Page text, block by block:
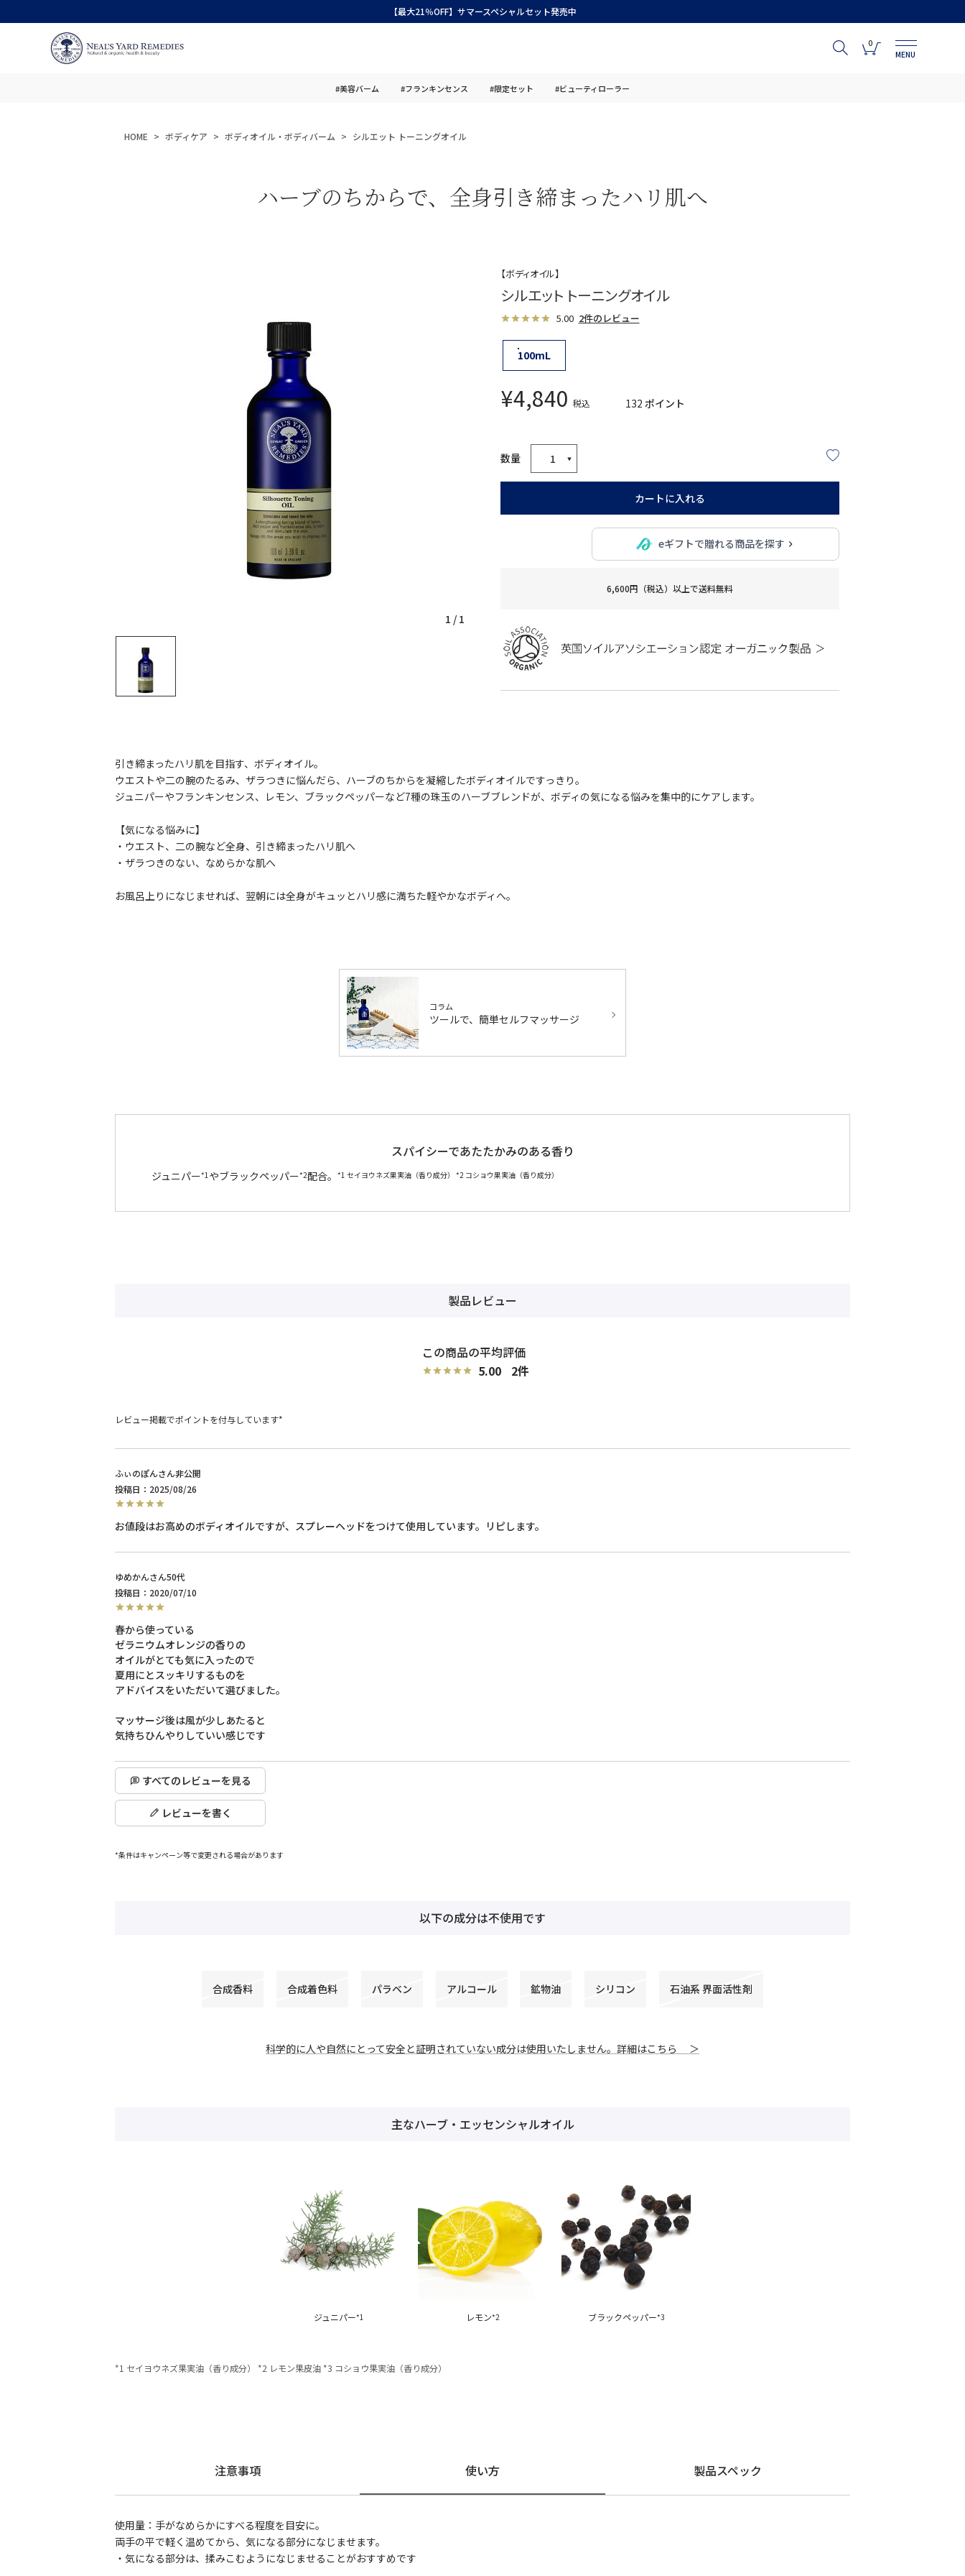
【最大21％OFF】サマースペシャルセット発売中
0
MENU
#美容バーム #フランキンセンス #限定セット #ビューティローラー
HOME ボディケア ボディオイル・ボディバーム シルエット トーニングオイル
ハーブのちからで、全身引き締まったハリ肌へ
1 / 1
【ボディオイル】
シルエット トーニングオイル
5.00 2件のレビュー
100mL
¥4,840 税込 132 ポイント
カートに入れる
eギフトで贈れる商品を探す
6,600円（税込）以上で送料無料
引き締まったハリ肌を目指す、ボディオイル。
ウエストや二の腕のたるみ、ザラつきに悩んだら、ハーブのちからを凝縮したボディオイルですっきり。
ジュニパーやフランキンセンス、レモン、ブラックペッパーなど7種の珠玉のハーブブレンドが、ボディの気になる悩みを集中的にケアします。
【気になる悩みに】
・ウエスト、二の腕など全身、引き締まったハリ肌へ
・ザラつきのない、なめらかな肌へ
お風呂上りになじませれば、翌朝には全身がキュッとハリ感に満ちた軽やかなボディへ。
コラム
ツールで、簡単セルフマッサージ
スパイシーであたたかみのある香り
ジュニパー*1やブラックペッパー*2配合。 *1 セイヨウネズ果実油（香り成分） *2 コショウ果実油（香り成分）
製品レビュー
5.00 2
レビュー掲載でポイントを付与しています*
ふぃのぽん
非公開
投稿日
2025/08/26
ゆめかん
50代
投稿日
2020/07/10
春から使っている
ゼラニウムオレンジの香りの
オイルがとても気に入ったので
夏用にとスッキリするものを
アドバイスをいただいて選びました。
マッサージ後は風が少しあたると
気持ちひんやりしていい感じです
すべてのレビューを見る
レビューを書く
*条件はキャンペーン等で変更される場合があります
以下の成分は不使用です
合成香料 合成着色料 パラベン アルコール 鉱物油 シリコン 石油系 界面活性剤
科学的に人や自然にとって安全と証明されていない成分は使用いたしません。詳細はこちら ＞
主なハーブ・エッセンシャルオイル
ジュニパー*1 レモン*2 ブラックペッパー*3
*1 セイヨウネズ果実油（香り成分） *2 レモン果皮油 *3 コショウ果実油（香り成分）
注意事項 使い方 製品スペック
使用量：手がなめらかにすべる程度を目安に。
両手の平で軽く温めてから、気になる部分になじませます。
・気になる部分は、揉みこむようになじませることがおすすめです